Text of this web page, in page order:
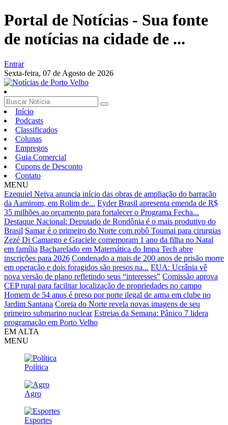
Portal de Notícias - Sua fonte
de notícias na cidade de ...
Entrar
Sexta-feira, 07 de Agosto de 2026
Início
Podcasts
Classificados
Colunas
Empregos
Guia Comercial
Cupons de Desconto
Contato
MENU
Ezequiel Neiva anuncia início das obras de ampliação do barracão
da Aamirom, em Rolim de... Eyder Brasil apresenta emenda de R$
35 milhões ao orçamento para fortalecer o Programa Fecha...
Destaque Nacional: Deputado de Rondônia é o mais produtivo do
Brasil Samar é o primeiro do Norte com robô Toumai para cirurgias
Zezé Di Camargo e Graciele comemoram 1 ano da filha no Natal
em família Bacharelado em Matemática do Impa Tech abre
inscrições para 2026 Condenado a mais de 200 anos de prisão morre
em operação e dois foragidos são presos na... EUA: Ucrânia vê
nova versão de plano refletindo seus “interesses” Comissão aprova
CEP rural para facilitar localização de propriedades no campo
Homem de 54 anos é preso por porte ilegal de arma em clube no
Jardim Santana Coreia do Norte revela novas imagens de seu
primeiro submarino nuclear Estreias da Semana: Pânico 7 lidera
programação em Porto Velho
EM ALTA
MENU
Política
Agro
Esportes